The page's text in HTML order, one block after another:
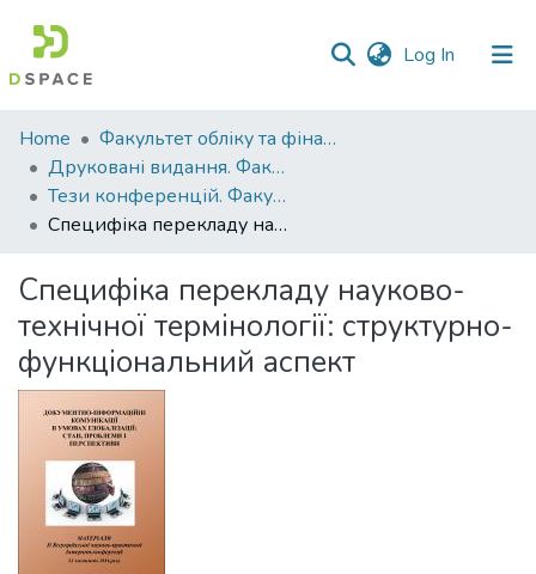
Log In (current)
Communities
&
Collections
All of DSpace
Statistics
Home
Факультет обліку та фінансів
Друковані видання. Факультет обліку та фінансів
Тези конференцій. Факультет обліку та фінансів
Специфіка перекладу науково-технічної термінології: структурно-функціональний аспект
Специфіка перекладу науково-
технічної термінології: структурно-
функціональний аспект